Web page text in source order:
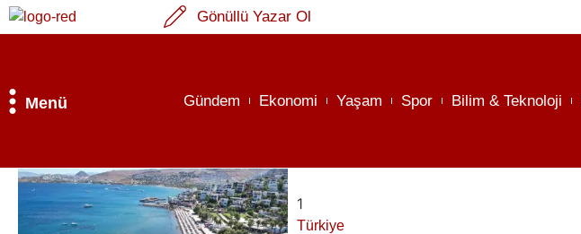
Gönüllü Yazar Ol
Menü Gündem Ekonomi Yaşam Spor Bilim & Teknoloji
1
Türkiye